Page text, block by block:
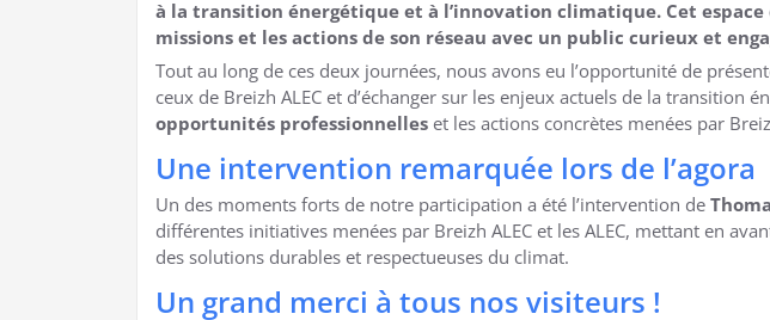
à la transition énergétique et à l’innovation climatique. Cet espace
missions et les actions de son réseau avec un public curieux et
Tout au long de ces deux journées, nous avons eu l’opportunité de
ceux de Breizh ALEC et d’échanger sur les enjeux actuels de la
opportunités professionnelles et les actions concrètes menées par
Une intervention remarquée lors de l’agora
Un des moments forts de notre participation a été l’intervention de
différentes initiatives menées par Breizh ALEC et les ALEC, mettant en
des solutions durables et respectueuses du climat.
Un grand merci à tous nos visiteurs !